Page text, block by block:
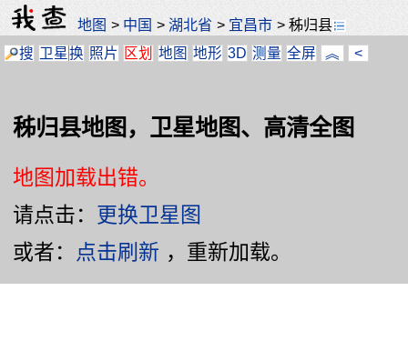
地图 > 中国 >湖北省 > 宜昌市 >秭归县
搜 卫星换 照片 区划 地图 地形 3D 测量 全屏 ︽ <
秭归县地图，卫星地图、高清全图
地图加载出错。
请点击： 更换卫星图
或者： 点击刷新 ，重新加载。